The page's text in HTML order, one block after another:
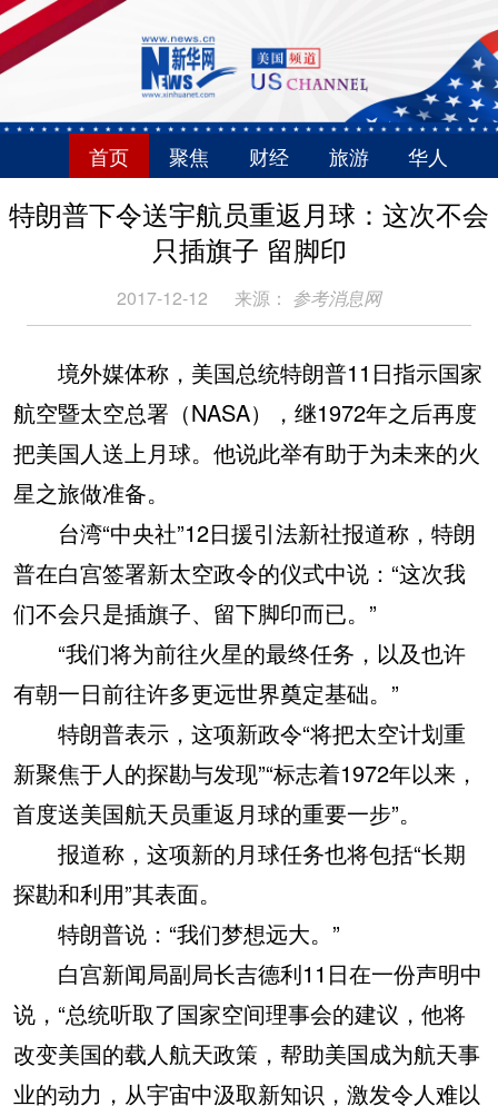
首页 聚焦 财经 旅游 华人
特朗普下令送宇航员重返月球：这次不会
只插旗子 留脚印
2017-12-12 来源： 参考消息网
境外媒体称，美国总统特朗普11日指示国家
航空暨太空总署（NASA），继1972年之后再度
把美国人送上月球。他说此举有助于为未来的火
星之旅做准备。
台湾“中央社”12日援引法新社报道称，特朗
普在白宫签署新太空政令的仪式中说：“这次我
们不会只是插旗子、留下脚印而已。”
“我们将为前往火星的最终任务，以及也许
有朝一日前往许多更远世界奠定基础。”
特朗普表示，这项新政令“将把太空计划重
新聚焦于人的探勘与发现”“标志着1972年以来，
首度送美国航天员重返月球的重要一步”。
报道称，这项新的月球任务也将包括“长期
探勘和利用”其表面。
特朗普说：“我们梦想远大。”
白宫新闻局副局长吉德利11日在一份声明中
说，“总统听取了国家空间理事会的建议，他将
改变美国的载人航天政策，帮助美国成为航天事
业的动力，从宇宙中汲取新知识，激发令人难以